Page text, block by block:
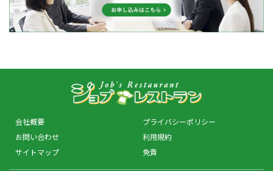
会社概要
お問い合わせ
サイトマップ
プライバシーポリシー
利用規約
免責